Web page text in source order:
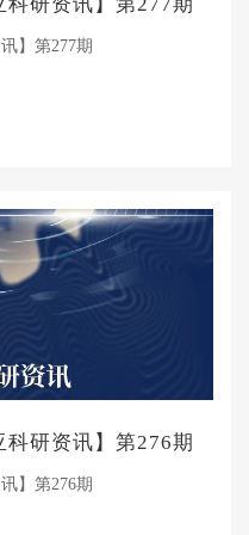
】第277期
研资讯】第276期
】第276期